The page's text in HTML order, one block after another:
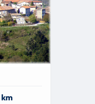
km